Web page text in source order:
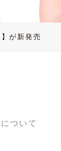
が新発売
について